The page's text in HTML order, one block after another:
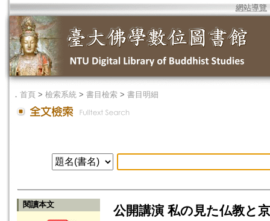
網站導覽
． 首頁 > 檢索系統 > 書目檢索 > 書目明細
閱讀本文
公開講演 私の見た仏教と